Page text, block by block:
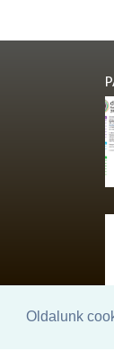
Oldalunk